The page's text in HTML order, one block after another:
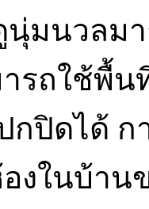
มนวลม
รถใช้พื้น
กปิดได้
งในบ้า